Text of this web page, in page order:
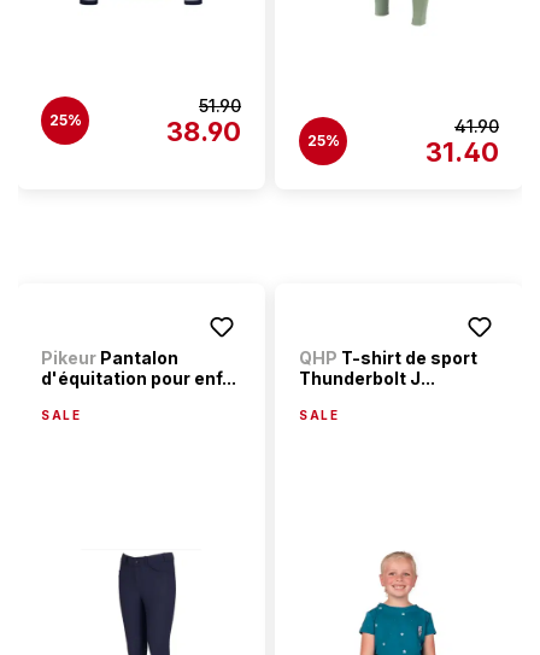
25%
51.90
38.90 25%
41.90
31.40
Pikeur Pantalon
d'équitation pour enf...
SALE
QHP T-shirt de sport
Thunderbolt J...
SALE